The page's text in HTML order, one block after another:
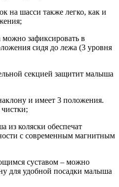
на шасси также легко, как и
зафиксировать в
сидя до лежа (3 уровня
секцией защитит малыша
и имеет 3 положения.
из коляски обеспечат
с современным магнитным
суставом – можно
для удобной посадки малыша